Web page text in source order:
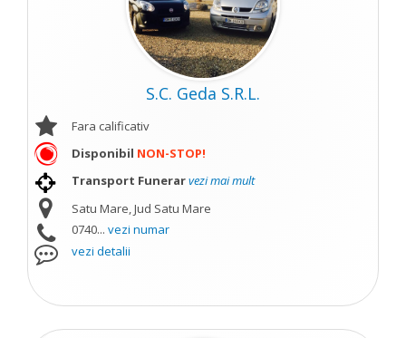
S.C. Geda S.R.L.
Fara calificativ
Disponibil NON-STOP!
Transport Funerarvezi mai mult
Satu Mare, Jud Satu Mare
0740... vezi numar
vezi detalii